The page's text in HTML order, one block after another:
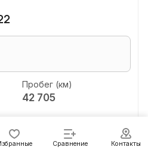
Пробег (км)
42 705
Сравнение Контакты